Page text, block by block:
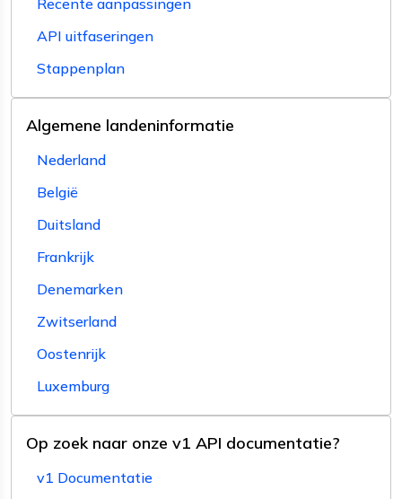
API uitfaseringen
Stappenplan
Algemene landeninformatie
Nederland
België
Duitsland
Frankrijk
Denemarken
Zwitserland
Oostenrijk
Luxemburg
Op zoek naar onze v1 API documentatie?
v1 Documentatie